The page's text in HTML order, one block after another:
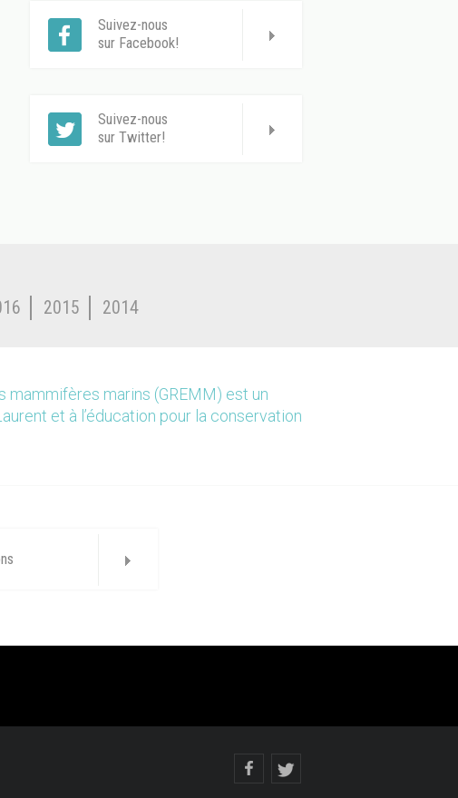
Suivez-nous
sur Facebook!
Suivez-nous
sur Twitter!
2015 2014
mammifères marins (GREMM) est un
et à l’éducation pour la conservation